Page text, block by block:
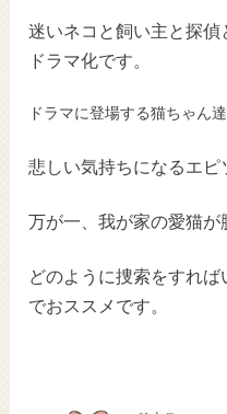
迷いネコと飼い主と探
ドラマ化です。
ドラマに登場する猫ちゃん
悲しい気持ちになるエピ
万が一、我が家の愛猫が
どのように捜索をすれ
でおススメです。